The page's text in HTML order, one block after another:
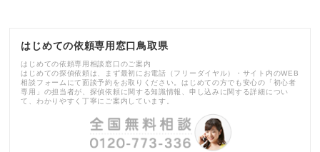
はじめての依頼専用窓口鳥取県
はじめての依頼専用相談窓口のご案内
はじめての探偵依頼は、まず最初にお電話（フリーダイヤル）・サイト内のWEB
相談フォームにて面談予約をお取りください。はじめての方でも安心の「初心者
専用」の担当者が、探偵依頼に関する知識情報、申し込みに関する詳細につい
て、わかりやすく丁寧にご案内しています。